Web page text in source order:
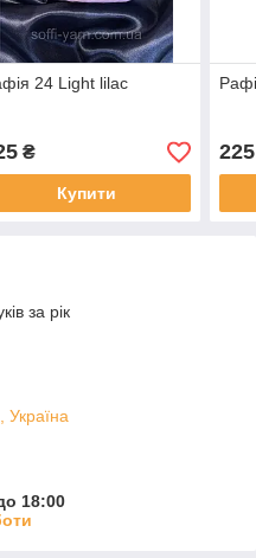
24 Light lilac
₴
Купити
225
за рік
Україна
18:00